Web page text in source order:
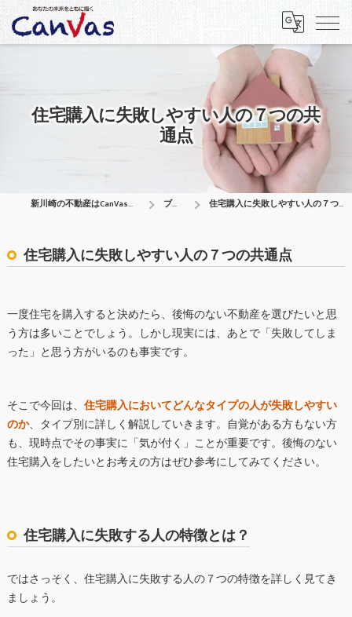
住宅購入に失敗しやすい人の７つの共
通点
新川崎の不動産はCanVas合同会社 ブログ 住宅購入に失敗しやすい人の７つの共通点
住宅購入に失敗しやすい人の７つの共通点
一度住宅を購入すると決めたら、後悔のない不動産を選びたいと思
う方は多いことでしょう。しかし現実には、あとで「失敗してしま
った」と思う方がいるのも事実です。
そこで今回は、 住宅購入においてどんなタイプの人が失敗しやすい
のか、タイプ別に詳しく解説していきます。自覚がある方もない方
も、現時点でその事実に「気が付く」ことが重要です。後悔のない
住宅購入をしたいとお考えの方はぜひ参考にしてみてください。
住宅購入に失敗する人の特徴とは？
ではさっそく、住宅購入に失敗する人の７つの特徴を詳しく見てき
ましょう。